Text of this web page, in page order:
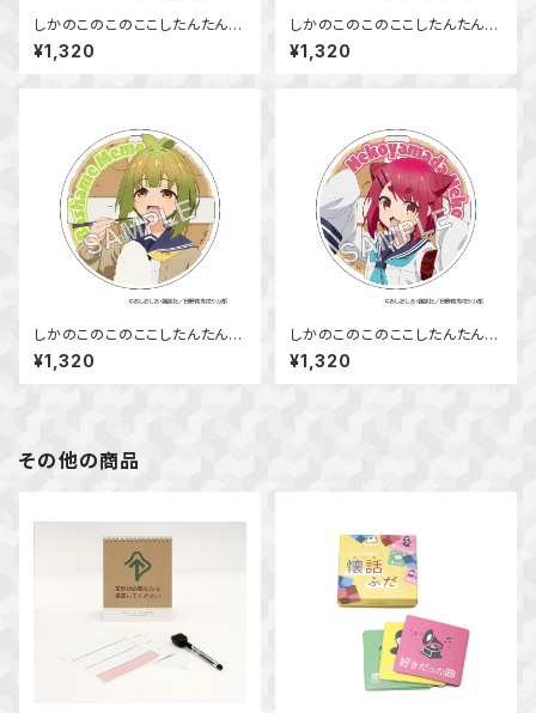
しかのこのこのここしたんたん
アクリルコースター 虎視 虎子
¥1,320
しかのこのこのここしたんたん
アクリルコースター 虎視 餡子
¥1,320
しかのこのこのここしたんたん
アクリルコースター 馬車芽 め
め
¥1,320
しかのこのこのここしたんたん
アクリルコースター 猫山田 根
子
¥1,320
その他の商品